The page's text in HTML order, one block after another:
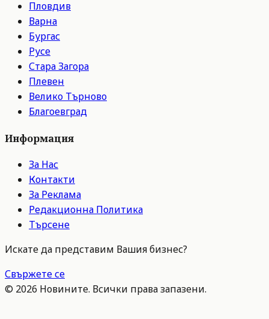
Пловдив
Варна
Бургас
Русе
Стара Загора
Плевен
Велико Търново
Благоевград
Информация
За Нас
Контакти
За Реклама
Редакционна Политика
Търсене
Искате да представим Вашия бизнес?
Свържете се
© 2026 Новините. Всички права запазени.